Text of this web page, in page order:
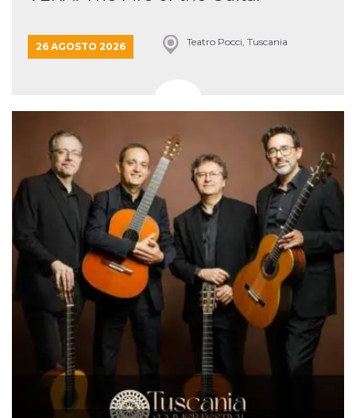
26 AGOSTO 2026 Teatro Pocci, Tuscania